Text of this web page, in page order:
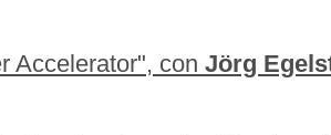
Accelerator", con Jörg